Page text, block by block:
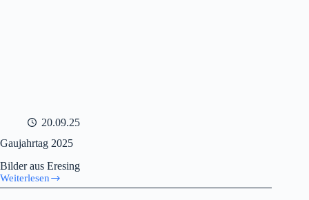
20.09.25
Gaujahrtag 2025
Bilder aus Eresing
Weiterlesen
Gaujahrtag